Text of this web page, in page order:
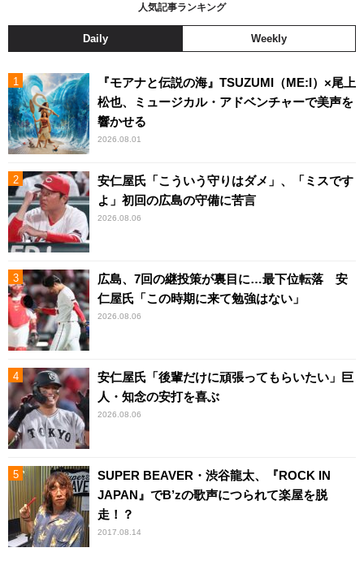
人気記事ランキング
Daily Weekly
『モアナと伝説の海』TSUZUMI（ME:I）×尾上
松也、ミュージカル・アドベンチャーで美声を
響かせる
2026.08.01
安仁屋氏「こういう守りはダメ」、「ミスです
よ」初回の広島の守備に苦言
2026.08.06
広島、7回の継投策が裏目に…最下位転落 安
仁屋氏「この時期に来て勉強はない」
2026.08.06
安仁屋氏「後輩だけに頑張ってもらいたい」巨
人・知念の安打を喜ぶ
2026.08.06
SUPER BEAVER・渋谷龍太、『ROCK IN
JAPAN』でB’zの歌声につられて楽屋を脱
走！？
2017.08.14